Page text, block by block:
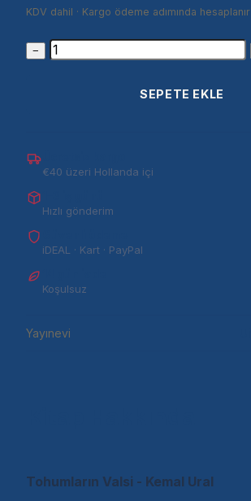
KDV dahil · Kargo ödeme adımında hesaplanır
−
SEPETE EKLE
€40 üzeri Hollanda içi
Hızlı gönderim
iDEAL · Kart · PayPal
Koşulsuz
Yayınevi
Tohumların Valsi - Kemal Ural